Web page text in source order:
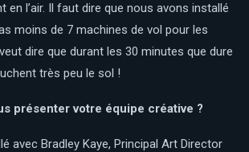
en l’air. Il faut dire que nous avons installé
moins de 7 machines de vol pour les
dire que durant les 30 minutes que dure
très peu le sol !
présenter votre équipe créative ?
avec Bradley Kaye, Principal Art Director